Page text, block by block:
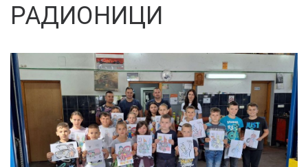
РАДИОНИЦИ